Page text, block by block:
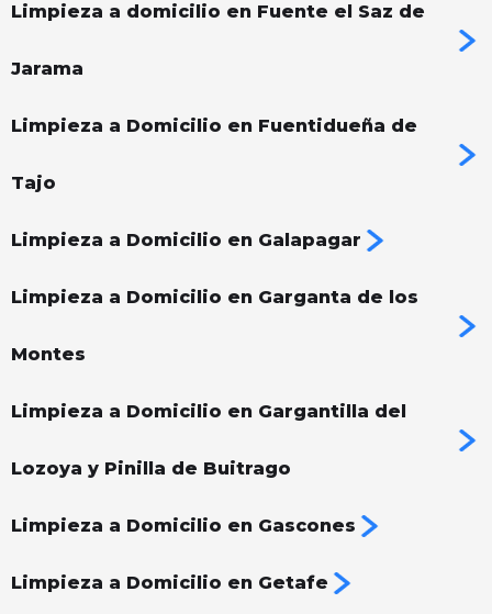
Limpieza a domicilio en Fuente el Saz de
Jarama
Limpieza a Domicilio en Fuentidueña de
Tajo
Limpieza a Domicilio en Galapagar
Limpieza a Domicilio en Garganta de los
Montes
Limpieza a Domicilio en Gargantilla del
Lozoya y Pinilla de Buitrago
Limpieza a Domicilio en Gascones
Limpieza a Domicilio en Getafe